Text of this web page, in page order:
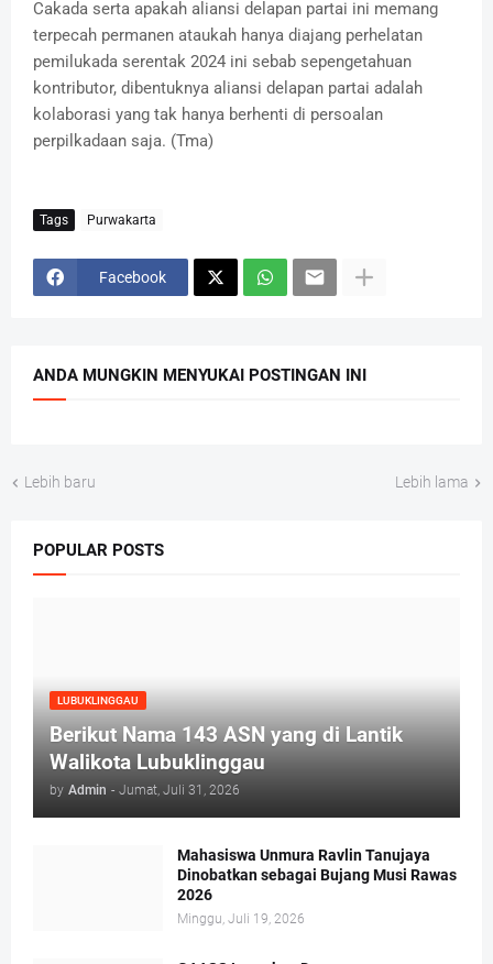
Cakada serta apakah aliansi delapan partai ini memang
terpecah permanen ataukah hanya diajang perhelatan
pemilukada serentak 2024 ini sebab sepengetahuan
kontributor, dibentuknya aliansi delapan partai adalah
kolaborasi yang tak hanya berhenti di persoalan
perpilkadaan saja. (Tma)
Tags Purwakarta
Facebook
ANDA MUNGKIN MENYUKAI POSTINGAN INI
Lebih baru Lebih lama
POPULAR POSTS
LUBUKLINGGAU
Berikut Nama 143 ASN yang di Lantik
Walikota Lubuklinggau
by Admin - Jumat, Juli 31, 2026
Mahasiswa Unmura Ravlin Tanujaya
Dinobatkan sebagai Bujang Musi Rawas
2026
Minggu, Juli 19, 2026